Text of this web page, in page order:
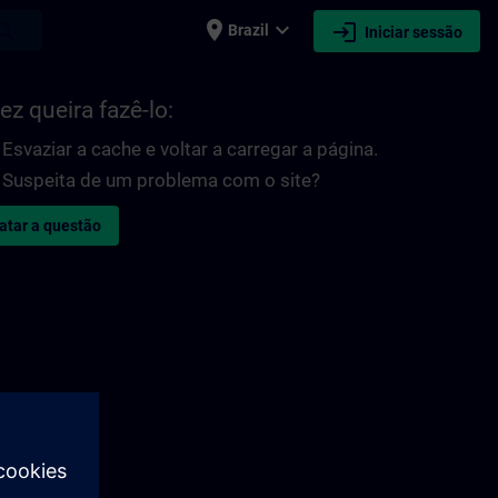
place Brazil expand_more login Iniciar sessão
queira fazê-lo:
Esvaziar a cache e voltar a carregar a página.
Suspeita de um problema com o site?
a questão